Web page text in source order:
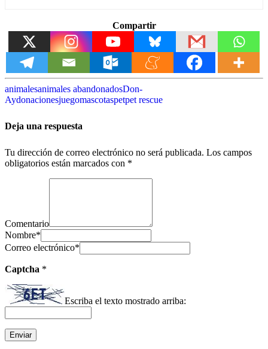
Compartir
animalesanimales abandonadosDon-
Aydonacionesjuegomascotaspetpet rescue
Deja una respuesta
Tu dirección de correo electrónico no será publicada. Los campos
obligatorios están marcados con *
Comentario
Nombre*
Correo electrónico*
Captcha *
Escriba el texto mostrado arriba: